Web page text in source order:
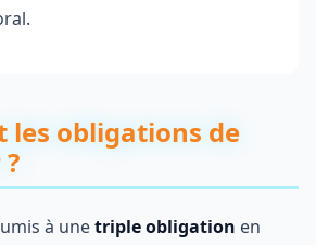
les obligations de
à unetriple obligation en